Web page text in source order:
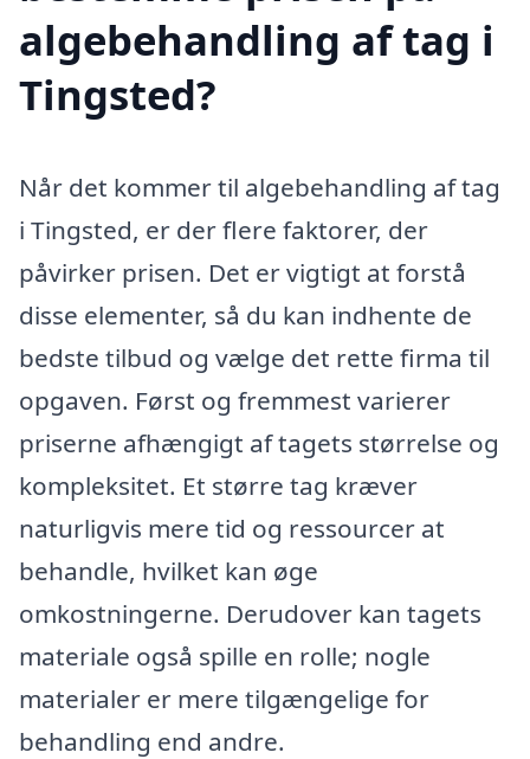
algebehandling af tag i
Tingsted?
Når det kommer til algebehandling af tag
i Tingsted, er der flere faktorer, der
påvirker prisen. Det er vigtigt at forstå
disse elementer, så du kan indhente de
bedste tilbud og vælge det rette firma til
opgaven. Først og fremmest varierer
priserne afhængigt af tagets størrelse og
kompleksitet. Et større tag kræver
naturligvis mere tid og ressourcer at
behandle, hvilket kan øge
omkostningerne. Derudover kan tagets
materiale også spille en rolle; nogle
materialer er mere tilgængelige for
behandling end andre.